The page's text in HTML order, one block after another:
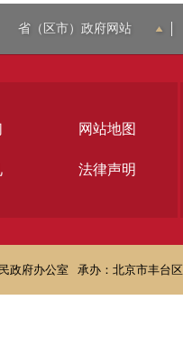
省（区市）政府网站
网站地图
法律声明
政府办公室 承办：北京市丰台